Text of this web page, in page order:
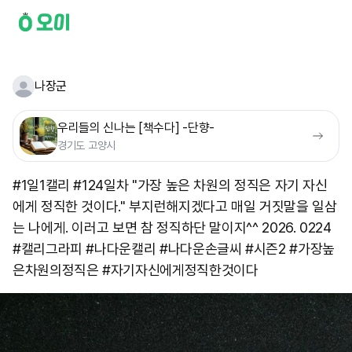
나장군
우리들의 신나는 [책수다] -단향-
경기도 고양시
#1일1캘리 #124일차 "가장 높은 차원의 정직은 자기 자신
에게 정직한 것이다." 부지런해지겠다고 매일 거짓말을 일삼
는 나에게. 이러고 보면 참 정직하단 말이지^^ 2026. 0224
#캘리그라피 #나다운캘리 #나다운손글씨 #시즌2 #가장높
은차원의정직은 #자기자신에게정직한것이다